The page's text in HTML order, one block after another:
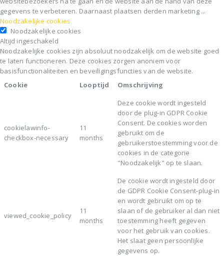
gegevens te verbeteren. Daarnaast plaatsen derden marketing ...
Noodzakelijke cookies
Noodzakelijke cookies
Altijd ingeschakeld
Noodzakelijke cookies zijn absoluut noodzakelijk om de website goed
te laten functioneren. Deze cookies zorgen anoniem voor
basisfunctionaliteiten en beveiligingsfuncties van de website.
Cookie
Looptijd Omschrijving
cookielawinfo-
checkbox-necessary
11
months
Deze cookie wordt ingesteld
door de plug-in GDPR Cookie
Consent. De cookies worden
gebruikt om de
gebruikerstoestemming voor de
cookies in de categorie
"Noodzakelijk" op te slaan.
viewed_cookie_policy
11
months
De cookie wordt ingesteld door
de GDPR Cookie Consent-plug-in
en wordt gebruikt om op te
slaan of de gebruiker al dan niet
toestemming heeft gegeven
voor het gebruik van cookies.
Het slaat geen persoonlijke
gegevens op.